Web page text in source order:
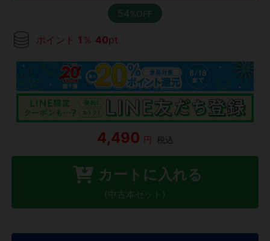
54%OFF
ポイント 1 ％ 40pt
4,490 円 税込
カートに入れる
(中古本セット)